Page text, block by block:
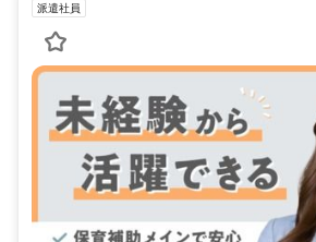
派遣社員